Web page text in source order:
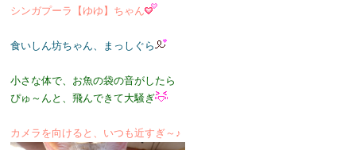
シンガプーラ【ゆゆ】ちゃん
食いしん坊ちゃん、まっしぐら
小さな体で、お魚の袋の音がしたら
ぴゅ～んと、飛んできて大騒ぎ
カメラを向けると、いつも近すぎ～♪